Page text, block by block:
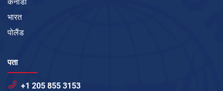
भारत
पोलैंड
पता
+1 205 855 3153